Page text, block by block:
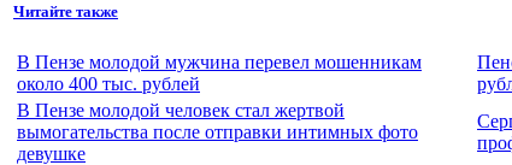
Читайте также
В Пензе молодой мужчина перевел мошенникам
около 400 тыс. рублей
В Пензе молодой человек стал жертвой
вымогательства после отправки интимных фото
девушке